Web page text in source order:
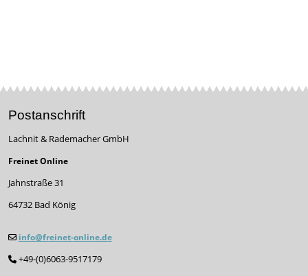
Postanschrift
Lachnit & Rademacher GmbH
Freinet Online
Jahnstraße 31
64732 Bad König
info@freinet-online.de
+49-(0)6063-9517179